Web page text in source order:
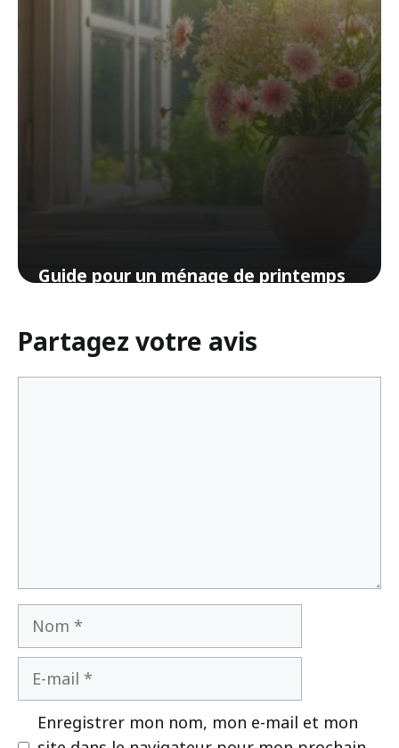
Guide pour un ménage de printemps
19 mai 2024
Partagez votre avis
Nom
Enregistrer mon nom, mon e-mail et mon